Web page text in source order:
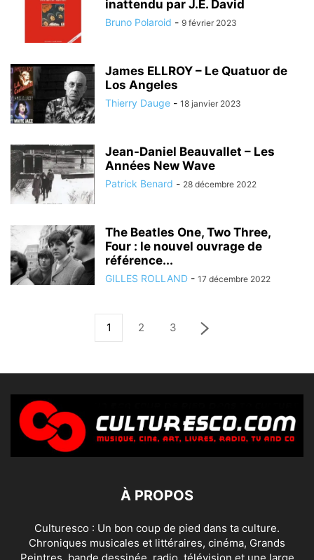
inattendu par J.E. David
Bruno Polaroid - 9 février 2023
James ELLROY – Le Quatuor de
Los Angeles
Thierry Dauge - 18 janvier 2023
Jean-Daniel Beauvallet – Les
Années New Wave
Patrick Benard - 28 décembre 2022
The Beatles One, Two Three,
Four : le nouvel ouvrage de
référence...
GILLES ROLLAND - 17 décembre 2022
1 2 3
À PROPOS
Culturesco : Un bon coup de pied dans ta culture.
Chroniques musicales et littéraires, cinéma, Grands